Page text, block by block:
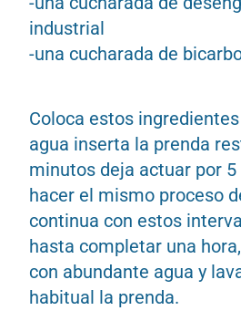
industrial
-una cucharada de
Coloca estos
agua inserta la prenda
minutos deja actuar por
hacer el mismo proceso
continua con estos
hasta completar una
con abundante agua y
habitual la prenda.